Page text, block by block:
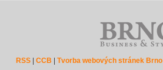
RSS |CCB |Tvorba webových stránek Brno